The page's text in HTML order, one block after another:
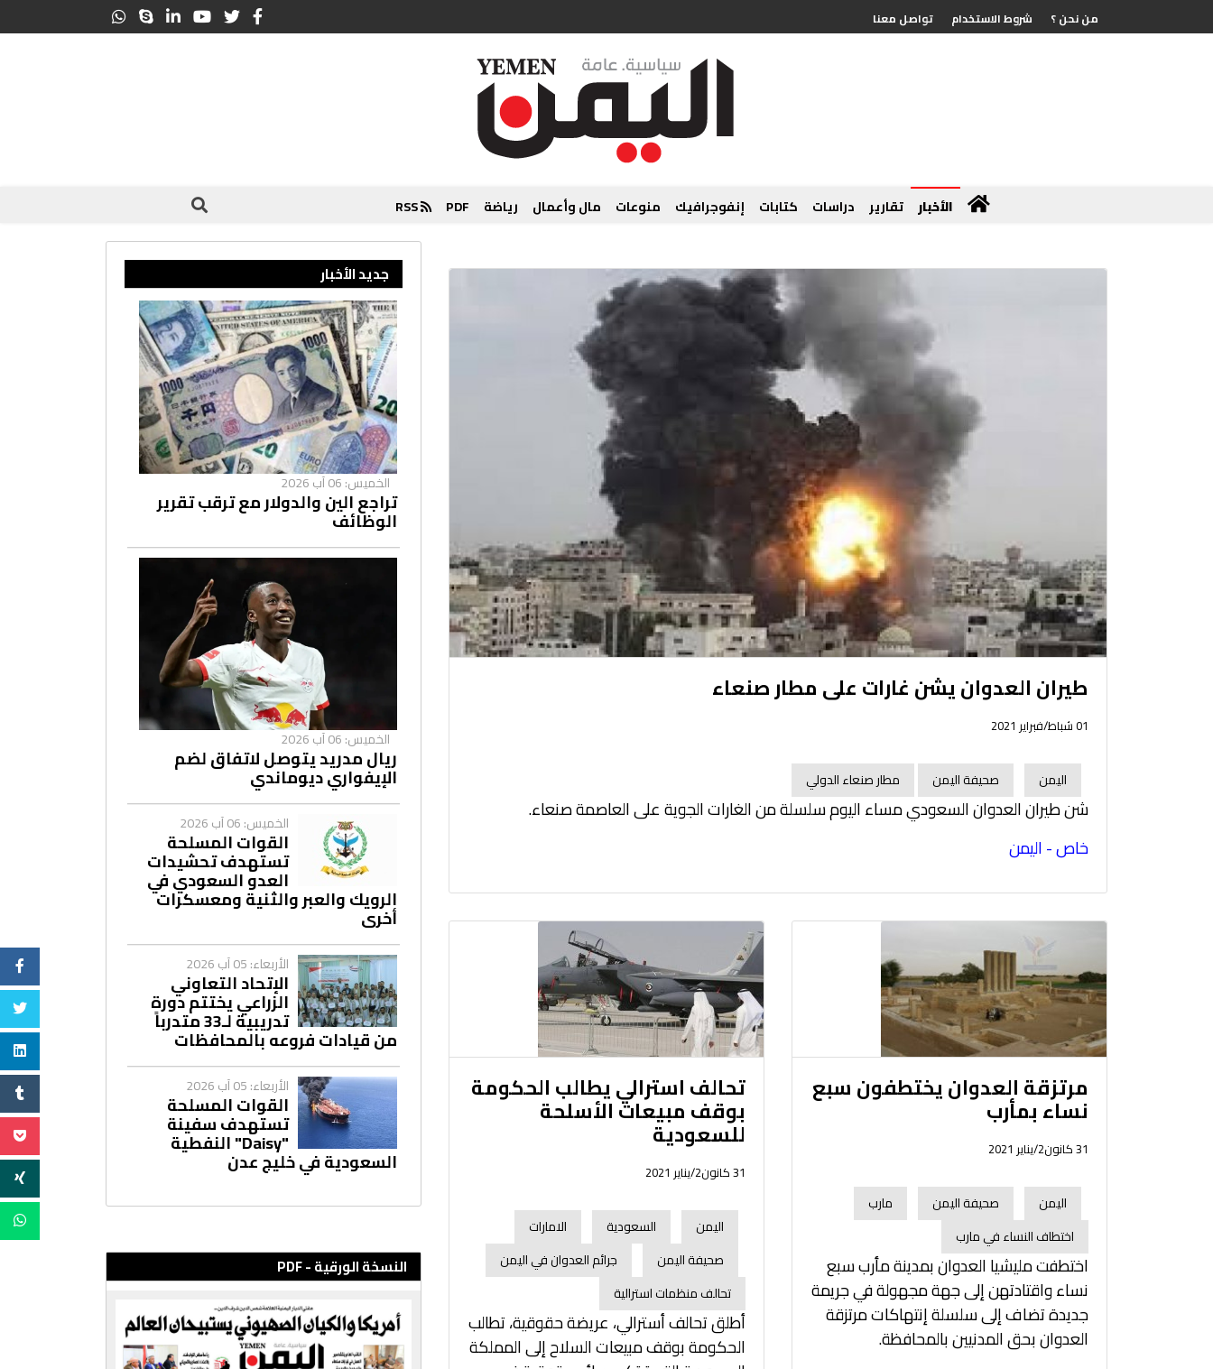
من نحن ؟ شروط الاستخدام تواصل معنا
الأخبار تقارير دراسات كتابات إنفوجرافيك منوعات مال وأعمال رياضة PDF
RSS
طيران العدوان يشن غارات على مطار صنعاء
01 شباط/فبراير 2021
اليمن صحيفة اليمن مطار صنعاء الدولي
شن طيران العدوان السعودي مساء اليوم سلسلة من الغارات الجوية على العاصمة صنعاء.
خاص - اليمن
مرتزقة العدوان يختطفون سبع
نساء بمأرب
31 كانون2/يناير 2021
اليمن صحيفة اليمن
مارب
اختطاف النساء في مارب
اختطفت مليشيا العدوان بمدينة مأرب سبع
نساء واقتادتهن إلى جهة مجهولة في جريمة
جديدة تضاف إلى سلسلة إنتهاكات مرتزقة
العدوان بحق المدنيين بالمحافظة.
تحالف استرالي يطالب الحكومة
بوقف مبيعات الأسلحة
للسعودية
31 كانون2/يناير 2021
اليمن السعودية
الامارات
صحيفة اليمن
جرائم العدوان في اليمن
تحالف منظمات استرالية
أطلق تحالف أسترالي، عريضة حقوقية، تطالب
الحكومة بوقف مبيعات السلاح إلى المملكة
جديد الأخبار
الخميس: 06 آب 2026
تراجع الين والدولار مع ترقب تقرير
الوظائف
الخميس: 06 آب 2026
ريال مدريد يتوصل لاتفاق لضم
الإيفواري ديوماندي
الخميس: 06 آب 2026
القوات المسلحة
تستهدف تحشيدات
العدو السعودي في
الرويك والعبر والثنية ومعسكرات
أخرى
الأربعاء: 05 آب 2026
الإتحاد التعاوني
الزراعي يختتم دورة
تدريبية لـ33 متدرباً
من قيادات فروعه بالمحافظات
الأربعاء: 05 آب 2026
القوات المسلحة
تستهدف سفينة
"Daisy" النفطية
السعودية في خليج عدن
النسخة الورقية - PDF